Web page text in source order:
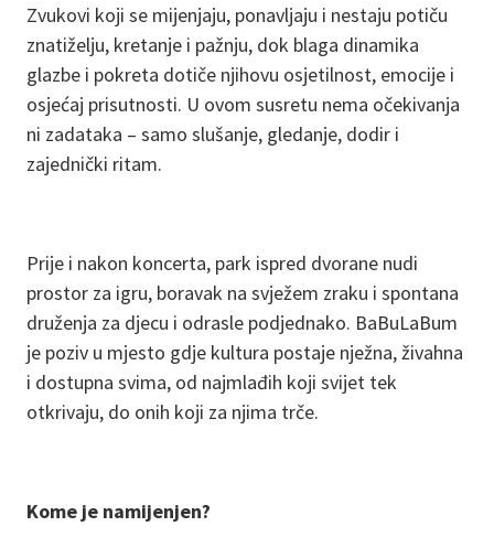
Zvukovi koji se mijenjaju, ponavljaju i nestaju potiču
znatiželju, kretanje i pažnju, dok blaga dinamika
glazbe i pokreta dotiče njihovu osjetilnost, emocije i
osjećaj prisutnosti. U ovom susretu nema očekivanja
ni zadataka – samo slušanje, gledanje, dodir i
zajednički ritam.
Prije i nakon koncerta, park ispred dvorane nudi
prostor za igru, boravak na svježem zraku i spontana
druženja za djecu i odrasle podjednako. BaBuLaBum
je poziv u mjesto gdje kultura postaje nježna, živahna
i dostupna svima, od najmlađih koji svijet tek
otkrivaju, do onih koji za njima trče.
Kome je namijenjen?